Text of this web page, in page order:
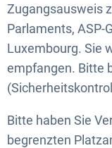
Zugangsausweis
Parlaments, ASP-
Luxembourg. Sie
empfangen. Bitte
Bitte haben Sie
begrenzten